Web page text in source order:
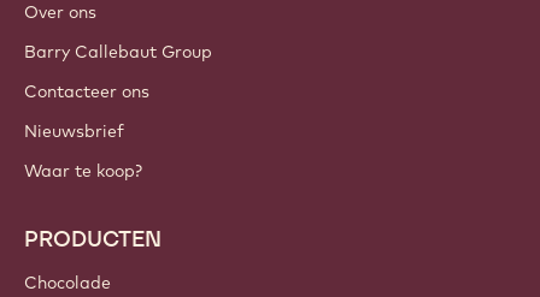
Over ons
Barry Callebaut Group
Contacteer ons
Nieuwsbrief
Waar te koop?
PRODUCTEN
Chocolade